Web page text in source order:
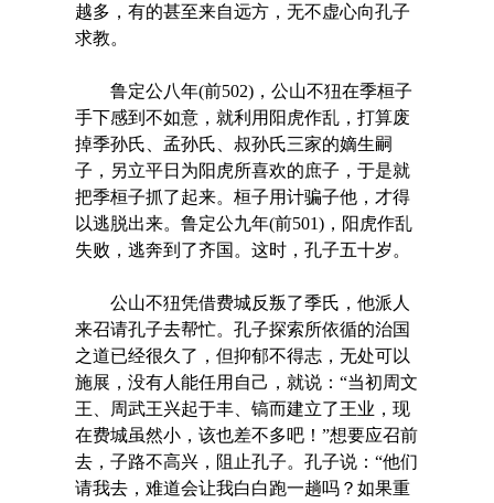
越多，有的甚至来自远方，无不虚心向孔子
求教。
鲁定公八年(前502)，公山不狃在季桓子
手下感到不如意，就利用阳虎作乱，打算废
掉季孙氏、孟孙氏、叔孙氏三家的嫡生嗣
子，另立平日为阳虎所喜欢的庶子，于是就
把季桓子抓了起来。桓子用计骗子他，才得
以逃脱出来。鲁定公九年(前501)，阳虎作乱
失败，逃奔到了齐国。这时，孔子五十岁。
公山不狃凭借费城反叛了季氏，他派人
来召请孔子去帮忙。孔子探索所依循的治国
之道已经很久了，但抑郁不得志，无处可以
施展，没有人能任用自己，就说：“当初周文
王、周武王兴起于丰、镐而建立了王业，现
在费城虽然小，该也差不多吧！”想要应召前
去，子路不高兴，阻止孔子。孔子说：“他们
请我去，难道会让我白白跑一趟吗？如果重